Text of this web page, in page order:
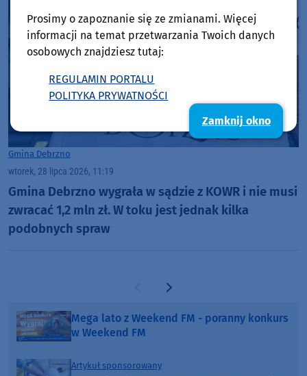
Gmina Debrzno
wtorek, 28 lipca 2026, 11:19
Gmina Debrzno wygrała w sądzie z KOWR i nie musi
zwracać 1,2 mln zł. W toku jest jednak kilka
podobnych spraw
Poprzednia strona
Następna strona
Mega lato z Weekend FM - poranny konkurs
w Weekend FM
Artykuł sponsorowany
Prosimy o zapoznanie się ze zmianami. Więcej
informacji na temat przetwarzania Twoich danych
osobowych znajdziesz tutaj:
REGULAMIN PORTALU
POLITYKA PRYWATNOŚCI
Zamknij okno